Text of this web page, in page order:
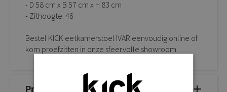
- D 58 cm x B 57 cm x H 83 cm
- Zithoogte: 46
Bestel KICK eetkamerstoel IVAR eenvoudig online of
kom proefzitten in onze sfeervolle showroom.
Productdetails